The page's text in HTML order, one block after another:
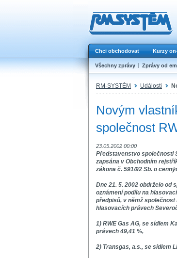
Chci obchodovat Kurzy
Všechny zprávy Zprávy od
RM-SYSTÉM Události
Novým
společnost
23.05.2002 00:00
Představenstvo společnosti
zapsána v Obchodním
zákona č. 591/92 Sb. o
Dne 21. 5. 2002 obdrželo od
oznámení podílu na
předpisů, v němž společnost
hlasovacích právech
1) RWE Gas AG, se sídlem
právech 49,41 %,
2) Transgas, a.s., se sídlem